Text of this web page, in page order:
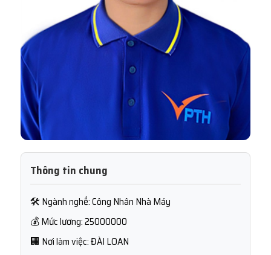
Thông tin chung
🛠 Ngành nghề: Công Nhân Nhà Máy
💰 Mức lương: 25000000
🏢 Nơi làm việc: ĐÀI LOAN